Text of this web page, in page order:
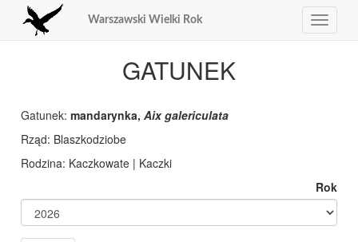
Toggle
Warszawski Wielki Rok
GATUNEK
Gatunek:mandarynka,Aix galericulata
Rząd: Blaszkodziobe
Rodzina: Kaczkowate | Kaczki
Rok